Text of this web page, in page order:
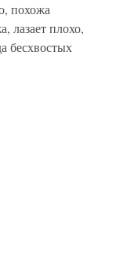
похожа
лазает плохо,
бесхвостых